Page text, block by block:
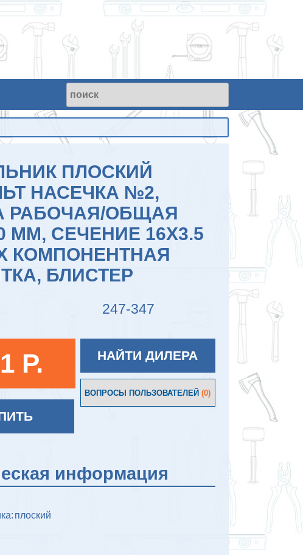
ПЛОСКИЙ
НАСЕЧКА №2,
РАБОЧАЯ/ОБЩАЯ
ММ, СЕЧЕНИЕ 16Х3.5
КОМПОНЕНТНАЯ
БЛИСТЕР
247-347
P. НАЙТИ ДИЛЕРА
ВОПРОСЫ ПОЛЬЗОВАТЕЛЕЙ(0)
информация
плоский